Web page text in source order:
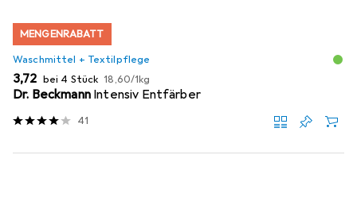
MENGENRABATT
Waschmittel + Textilpflege
EUR
3,72 bei 4 Stück EUR
18,60/1kg
Dr. Beckmann Intensiv Entfärber
41